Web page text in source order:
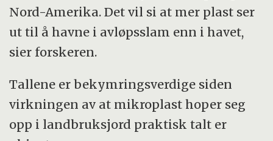
Nord-Amerika. Det vil si at mer plast ser
ut til å havne i avløpsslam enn i havet,
sier forskeren.
Tallene er bekymringsverdige siden
virkningen av at mikroplast hoper seg
opp i landbruksjord praktisk talt er